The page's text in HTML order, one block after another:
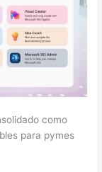
como
para pymes